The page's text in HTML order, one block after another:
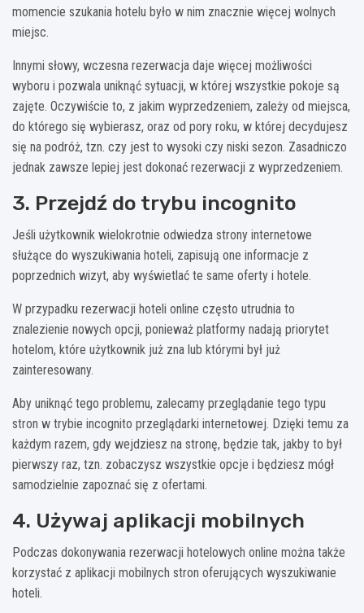
momencie szukania hotelu było w nim znacznie więcej wolnych
miejsc.
Innymi słowy, wczesna rezerwacja daje więcej możliwości
wyboru i pozwala uniknąć sytuacji, w której wszystkie pokoje są
zajęte. Oczywiście to, z jakim wyprzedzeniem, zależy od miejsca,
do którego się wybierasz, oraz od pory roku, w której decydujesz
się na podróż, tzn. czy jest to wysoki czy niski sezon. Zasadniczo
jednak zawsze lepiej jest dokonać rezerwacji z wyprzedzeniem.
3. Przejdź do trybu incognito
Jeśli użytkownik wielokrotnie odwiedza strony internetowe
służące do wyszukiwania hoteli, zapisują one informacje z
poprzednich wizyt, aby wyświetlać te same oferty i hotele.
W przypadku rezerwacji hoteli online często utrudnia to
znalezienie nowych opcji, ponieważ platformy nadają priorytet
hotelom, które użytkownik już zna lub którymi był już
zainteresowany.
Aby uniknąć tego problemu, zalecamy przeglądanie tego typu
stron w trybie incognito przeglądarki internetowej. Dzięki temu za
każdym razem, gdy wejdziesz na stronę, będzie tak, jakby to był
pierwszy raz, tzn. zobaczysz wszystkie opcje i będziesz mógł
samodzielnie zapoznać się z ofertami.
4. Używaj aplikacji mobilnych
Podczas dokonywania rezerwacji hotelowych online można także
korzystać z aplikacji mobilnych stron oferujących wyszukiwanie
hoteli.